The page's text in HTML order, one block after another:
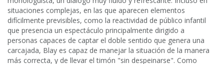
situaciones complejas, en las que aparecen elementos
difícilmente previsibles, como la reactividad de público infantil
que presencia un espectáculo principalmente dirigido a
personas capaces de captar el doble sentido que genera una
carcajada, Blay es capaz de manejar la situación de la manera
más correcta, y de llevar el timón "sin despeinarse". Como